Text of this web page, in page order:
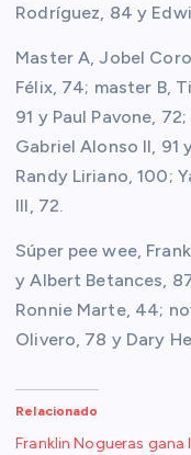
Rodríguez, 84 y
Master A, Jobel
Félix, 74; master B,
91 y Paul Pavone,
Gabriel Alonso II, 91
Randy Liriano, 100;
III, 72.
Súper pee wee,
y Albert Betances,
Ronnie Marte, 44;
Olivero, 78 y Dary
Relacionado
Franklin Nogueras gana